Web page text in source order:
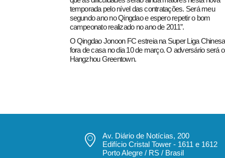
temporada pelo nível das contratações. Será meu
segundo ano no Qingdao e espero repetir o bom
campeonato realizado no ano de 2011”.
O Qingdao Jonoon FC estreia na Super Liga Chinesa
fora de casa no dia 10 de março. O adversário será o
Hangzhou Greentown.
Av. Diário de Notícias, 200
Edifício Cristal Tower - 1611 e 1612
Porto Alegre / RS / Brasil